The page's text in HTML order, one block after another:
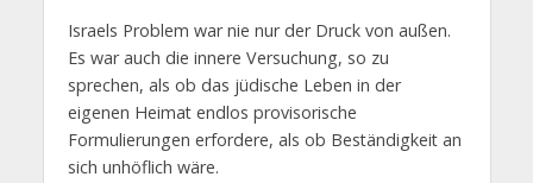
Israels Problem war nie nur der Druck von außen.
Es war auch die innere Versuchung, so zu
sprechen, als ob das jüdische Leben in der
eigenen Heimat endlos provisorische
Formulierungen erfordere, als ob Beständigkeit an
sich unhöflich wäre.